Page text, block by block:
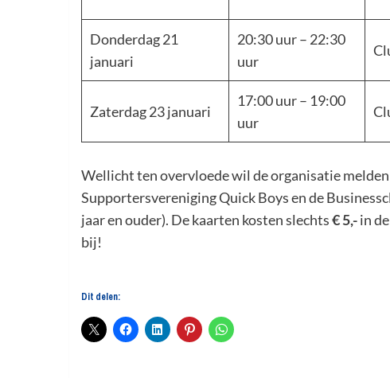
Donderdag 21
januari
20:30 uur – 22:30
uur
Zaterdag 23 januari
17:00 uur – 19:00
uur
Wellicht ten overvloede wil de organisatie melden
Supportersvereniging Quick Boys en de
jaar en ouder). De kaarten kosten slechts€ 5,-in
bij!
Dit delen: